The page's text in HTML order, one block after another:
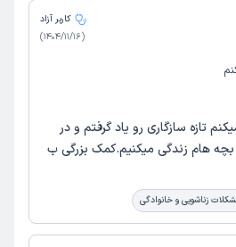
کاربر آزاد
(
1404/11/16
)
تازه سازگاری رو یاد گرفتم و در
هام زندگی میکنیم.کمک بزرگی ب
زناشویی و خانوادگی